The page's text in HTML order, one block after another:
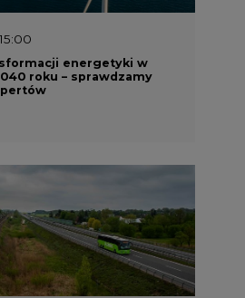
energetyki w
roku – sprawdzamy